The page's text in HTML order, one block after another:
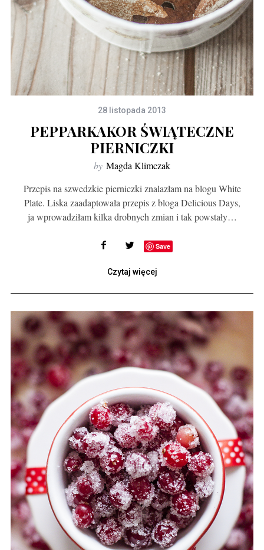
28 listopada 2013
PEPPARKAKOR ŚWIĄTECZNE
PIERNICZKI
by Magda Klimczak
Przepis na szwedzkie pierniczki znalazłam na blogu White
Plate. Liska zaadaptowała przepis z bloga Delicious Days,
ja wprowadziłam kilka drobnych zmian i tak powstały…
Save
Czytaj więcej